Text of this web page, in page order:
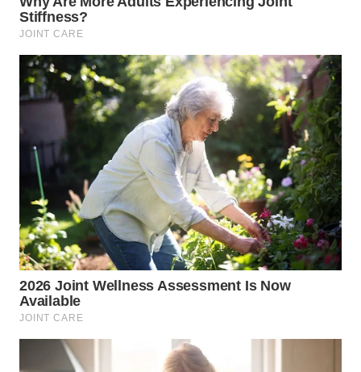
WN
SIMALUNGUN
WN
LABUHANBATU
WN
TAPANULI
TENGAH
WN DELI
SERDANG
WN
TEBING
TINGGI